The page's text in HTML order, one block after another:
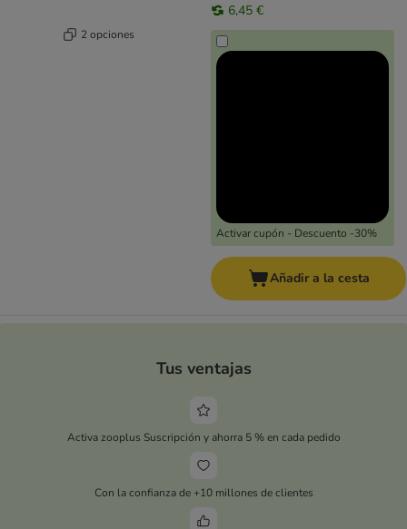
2 opciones
6,45 €
Activar cupón - Descuento -30%
Añadir a la cesta
Tus ventajas
Activa zooplus Suscripción y ahorra 5 % en cada pedido
Con la confianza de +10 millones de clientes